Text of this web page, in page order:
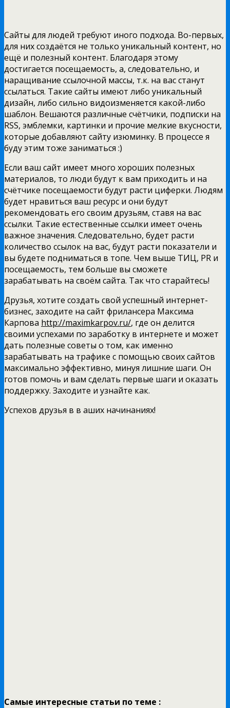
Сайты для людей требуют иного подхода. Во-первых,
для них создаётся не только уникальный контент, но
ещё и полезный контент. Благодаря этому
достигается посещаемость, а, следовательно, и
наращивание ссылочной массы, т.к. на вас станут
ссылаться. Такие сайты имеют либо уникальный
дизайн, либо сильно видоизменяется какой-либо
шаблон. Вешаются различные счётчики, подписки на
RSS, эмблемки, картинки и прочие мелкие вкусности,
которые добавляют сайту изюминку. В процессе я
буду этим тоже заниматься :)
Если ваш сайт имеет много хороших полезных
материалов, то люди будут к вам приходить и на
счётчике посещаемости будут расти циферки. Людям
будет нравиться ваш ресурс и они будут
рекомендовать его своим друзьям, ставя на вас
ссылки. Такие естественные ссылки имеет очень
важное значения. Следовательно, будет расти
количество ссылок на вас, будут расти показатели и
вы будете подниматься в топе. Чем выше ТИЦ, PR и
посещаемость, тем больше вы сможете
зарабатывать на своём сайта. Так что старайтесь!
Друзья, хотите создать свой успешный интернет-
бизнес, заходите на сайт фрилансера Максима
Карпова http://maximkarpov.ru/, где он делится
своими успехами по заработку в интернете и может
дать полезные советы о том, как именно
зарабатывать на трафике с помощью своих сайтов
максимально эффективно, минуя лишние шаги. Он
готов помочь и вам сделать первые шаги и оказать
поддержку. Заходите и узнайте как.
Успехов друзья в в аших начинаниях!
Самые интересные статьи по теме :